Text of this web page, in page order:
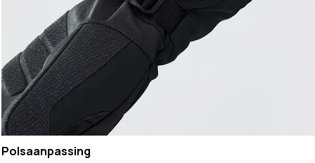
Polsaanpassing